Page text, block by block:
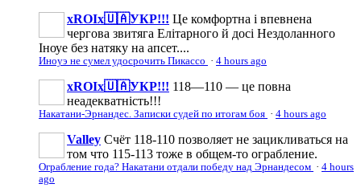
xROIx🇺🇦УКР!!! Це комфортна і впевнена
чергова звитяга Елітарного й досі Нездоланного
Іноуе без натяку на апсет....
Иноуэ не сумел удосрочить Пикассо · 4 hours ago
xROIx🇺🇦УКР!!! 118—110 — це повна
неадекватність!!!
Накатани-Эрнандес. Записки судей по итогам боя · 4 hours ago
Valley Счёт 118-110 позволяет не зацикливаться на
том что 115-113 тоже в общем-то ограбление.
Ограбление года? Накатани отдали победу над Эрнандесом · 4 hours
ago